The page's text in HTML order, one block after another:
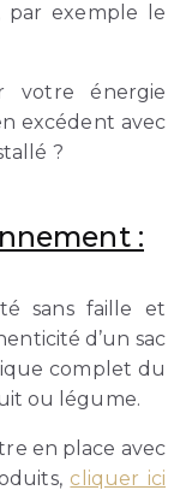
par exemple le
votre énergie
excédent avec
?
:
sans faille et
d’un sac
complet du
ou légume.
en place avec
cliquer ici